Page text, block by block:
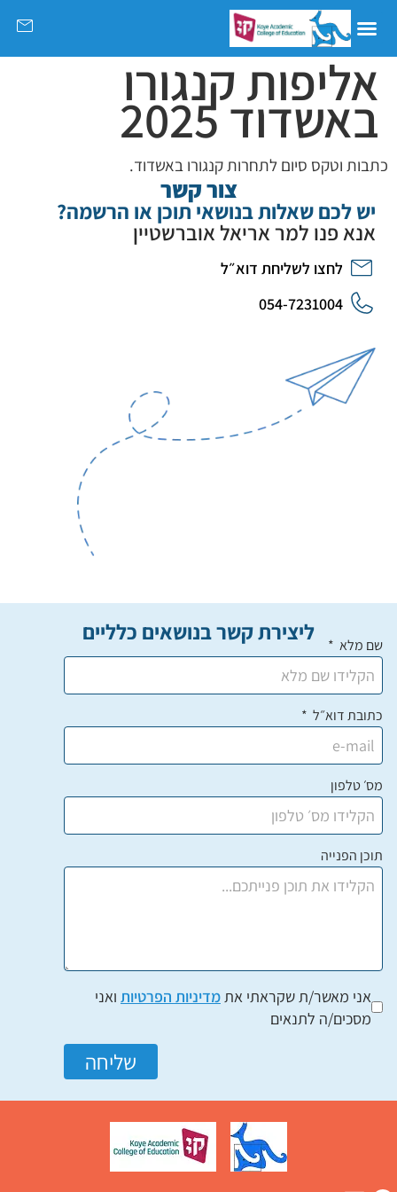
אליפות קנגורו
באשדוד 2025
כתבות וטקס סיום לתחרות קנגורו באשדוד.
צור קשר
ליצירת קשר בנושאים כלליים שם מלא
כתובת דוא״ל
מס׳ טלפון
תוכן הפנייה
אני מאשר/ת שקראתי אתמדיניות הפרטיות ואני
מסכים/ה לתנאים
שליחה
יש לכם שאלות בנושאי תוכן או הרשמה?
אנא פנו למר אריאל אוברשטיין
לחצו לשליחת דוא״ל
054-7231004